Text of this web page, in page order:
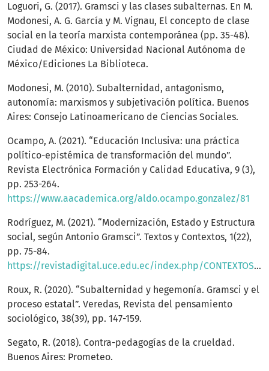
Loguori, G. (2017). Gramsci y las clases subalternas. En M.
Modonesi, A. G. García y M. Vignau, El concepto de clase
social en la teoría marxista contemporánea (pp. 35-48).
Ciudad de México: Universidad Nacional Autónoma de
México/Ediciones La Biblioteca.
Modonesi, M. (2010). Subalternidad, antagonismo,
autonomía: marxismos y subjetivación política. Buenos
Aires: Consejo Latinoamericano de Ciencias Sociales.
Ocampo, A. (2021). “Educación Inclusiva: una práctica
político-epistémica de transformación del mundo”.
Revista Electrónica Formación y Calidad Educativa, 9 (3),
pp. 253-264.
https://www.aacademica.org/aldo.ocampo.gonzalez/81
Rodríguez, M. (2021). “Modernización, Estado y Estructura
social, según Antonio Gramsci”. Textos y Contextos, 1(22),
pp. 75-84.
https://revistadigital.uce.edu.ec/index.php/CONTEXTOS/article/view/2474/3662
Roux, R. (2020). “Subalternidad y hegemonía. Gramsci y el
proceso estatal”. Veredas, Revista del pensamiento
sociológico, 38(39), pp. 147-159.
Segato, R. (2018). Contra-pedagogías de la crueldad.
Buenos Aires: Prometeo.